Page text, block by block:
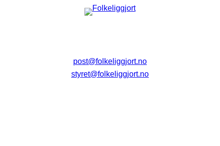
post@folkeliggjort.no
styret@folkeliggjort.no